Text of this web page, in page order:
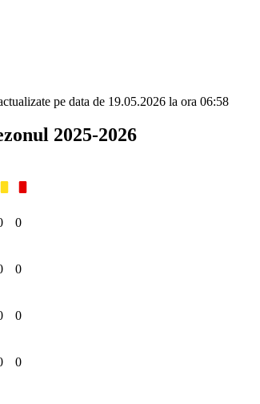
pe data de 19.05.2026 la ora 06:58
2025-2026
0
0
0
0